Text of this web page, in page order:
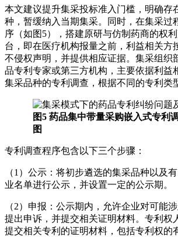
本文建议提升集采投标准入门槛，明确存
种，暂缓纳入当期集采。同时，在集采过
序（如图5），搭建原研与仿制药商的权
台，即在医疗机构报量之前，利益相关方
不侵权声明，并提供相应证据。集采组织
品专利专家或第三方机构，主要依据利益
集采品种的专利调查，根据不同的专利类
图5 药品集中带量采购嵌入式专利
图
专利调查程序包含以下三个步骤：
（1）公示：将初步遴选的集采品种以及
业名单进行公示，并设置一定的公示期。
（2）申报：公示期内，允许企业对可能
提出申诉，并提交相关证明材料。专利权
提交相关专利的证明材料，包括专利权的